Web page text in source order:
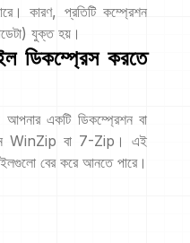
কারণ, প্রতিটি কম্প্রেশন
যুক্ত হয়।
ডিকম্প্রেস করতে
একটি ডিকম্প্রেশন বা
WinZip বা 7-Zip। এই
বের করে আনতে পারে।